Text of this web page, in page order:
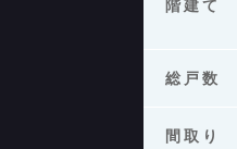
階建て
総戸数
間取り